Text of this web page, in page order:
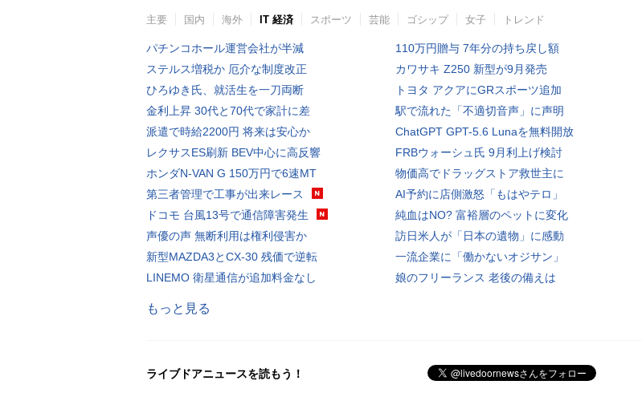
主要 国内 海外 IT 経済 スポーツ 芸能 ゴシップ 女子 トレンド
パチンコホール運営会社が半減
ステルス増税か 厄介な制度改正
ひろゆき氏、就活生を一刀両断
金利上昇 30代と70代で家計に差
派遣で時給2200円 将来は安心か
レクサスES刷新 BEV中心に高反響
ホンダN-VAN G 150万円で6速MT
第三者管理で工事が出来レース
ドコモ 台風13号で通信障害発生
声優の声 無断利用は権利侵害か
新型MAZDA3とCX-30 残価で逆転
LINEMO 衛星通信が追加料金なし
110万円贈与 7年分の持ち戻し額
カワサキ Z250 新型が9月発売
トヨタ アクアにGRスポーツ追加
駅で流れた「不適切音声」に声明
ChatGPT GPT-5.6 Lunaを無料開放
FRBウォーシュ氏 9月利上げ検討
物価高でドラッグストア救世主に
AI予約に店側激怒「もはやテロ」
純血はNO? 富裕層のペットに変化
訪日米人が「日本の遺物」に感動
一流企業に「働かないオジサン」
娘のフリーランス 老後の備えは
もっと見る
ライブドアニュースを読もう！